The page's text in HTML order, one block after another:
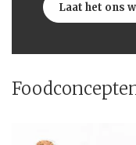
Laat het ons